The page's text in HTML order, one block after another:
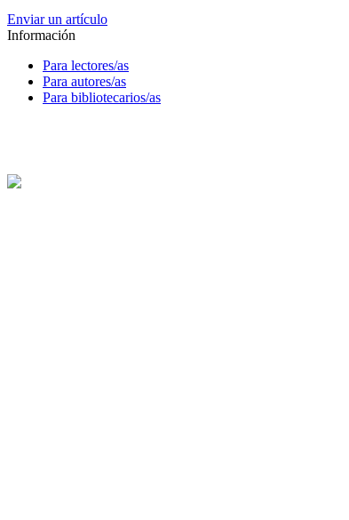
Enviar un artículo
Información
Para lectores/as
Para autores/as
Para bibliotecarios/as